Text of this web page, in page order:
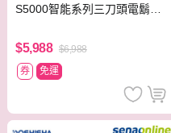
S5000智能系列三刀頭電鬍刀
$5,988 $6,988
券
免運